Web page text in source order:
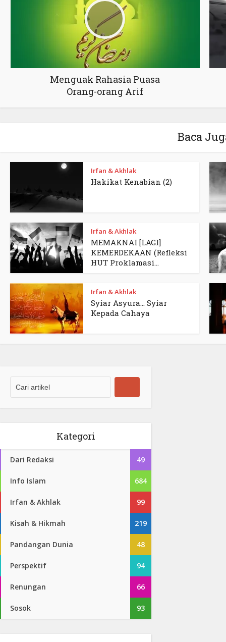
Menguak Rahasia Puasa
Orang-orang Arif
Baca
Irfan & Akhlak
Hakikat Kenabian (2)
Irfan & Akhlak
MEMAKNAI [LAGI]
KEMERDEKAAN (Refleksi
HUT Proklamasi...
Irfan & Akhlak
Syiar Asyura… Syiar
Kepada Cahaya
Kategori
Dari Redaksi 49
Info Islam 684
Irfan & Akhlak 99
Kisah & Hikmah 219
Pandangan Dunia 48
Perspektif 94
Renungan 66
Sosok 93